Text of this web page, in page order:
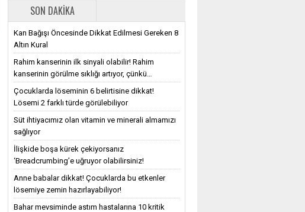
SON DAKIKA
Kan Bağışı Öncesinde Dikkat Edilmesi Gereken 8
Altın Kural
Rahim kanserinin ilk sinyali olabilir! Rahim
kanserinin görülme sıklığı artıyor, çünkü…
Çocuklarda löseminin 6 belirtisine dikkat!
Lösemi 2 farklı türde görülebiliyor
Süt ihtiyacımız olan vitamin ve minerali almamızı
sağlıyor
İlişkide boşa kürek çekiyorsanız
‘Breadcrumbing’e uğruyor olabilirsiniz!
Anne babalar dikkat! Çocuklarda bu etkenler
lösemiye zemin hazırlayabiliyor!
Bahar mevsiminde astım hastalarına 10 kritik